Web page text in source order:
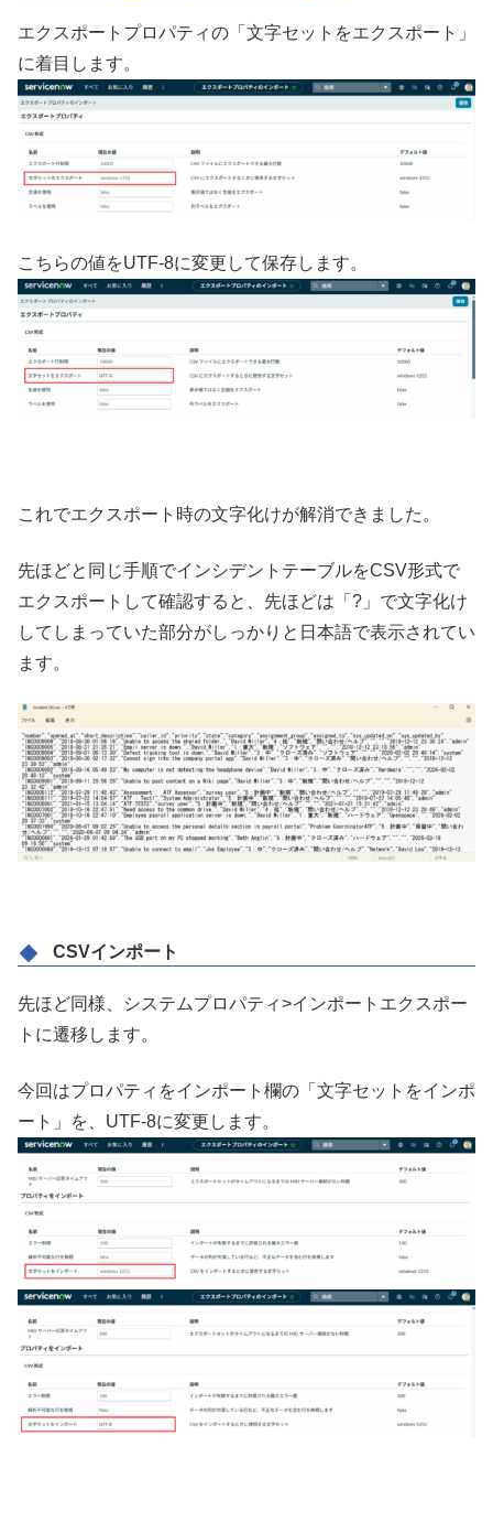
エクスポートプロパティの「文字セットをエクスポート」
に着目します。
こちらの値をUTF-8に変更して保存します。
これでエクスポート時の文字化けが解消できました。
先ほどと同じ手順でインシデントテーブルをCSV形式で
エクスポートして確認すると、先ほどは「?」で文字化け
してしまっていた部分がしっかりと日本語で表示されてい
ます。
CSVインポート
先ほど同様、システムプロパティ>インポートエクスポー
トに遷移します。
今回はプロパティをインポート欄の「文字セットをインポ
ート」を、UTF-8に変更します。